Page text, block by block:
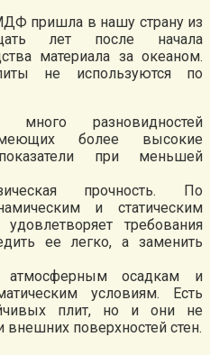
пришла в нашу страну из
лет после начала
материала за океаном.
не используются по
много разновидностей
более высокие
при меньшей
прочность. По
и статическим
требования
ее легко, а заменить
атмосферным осадкам и
условиям. Есть
плит, но и они не
поверхностей стен.